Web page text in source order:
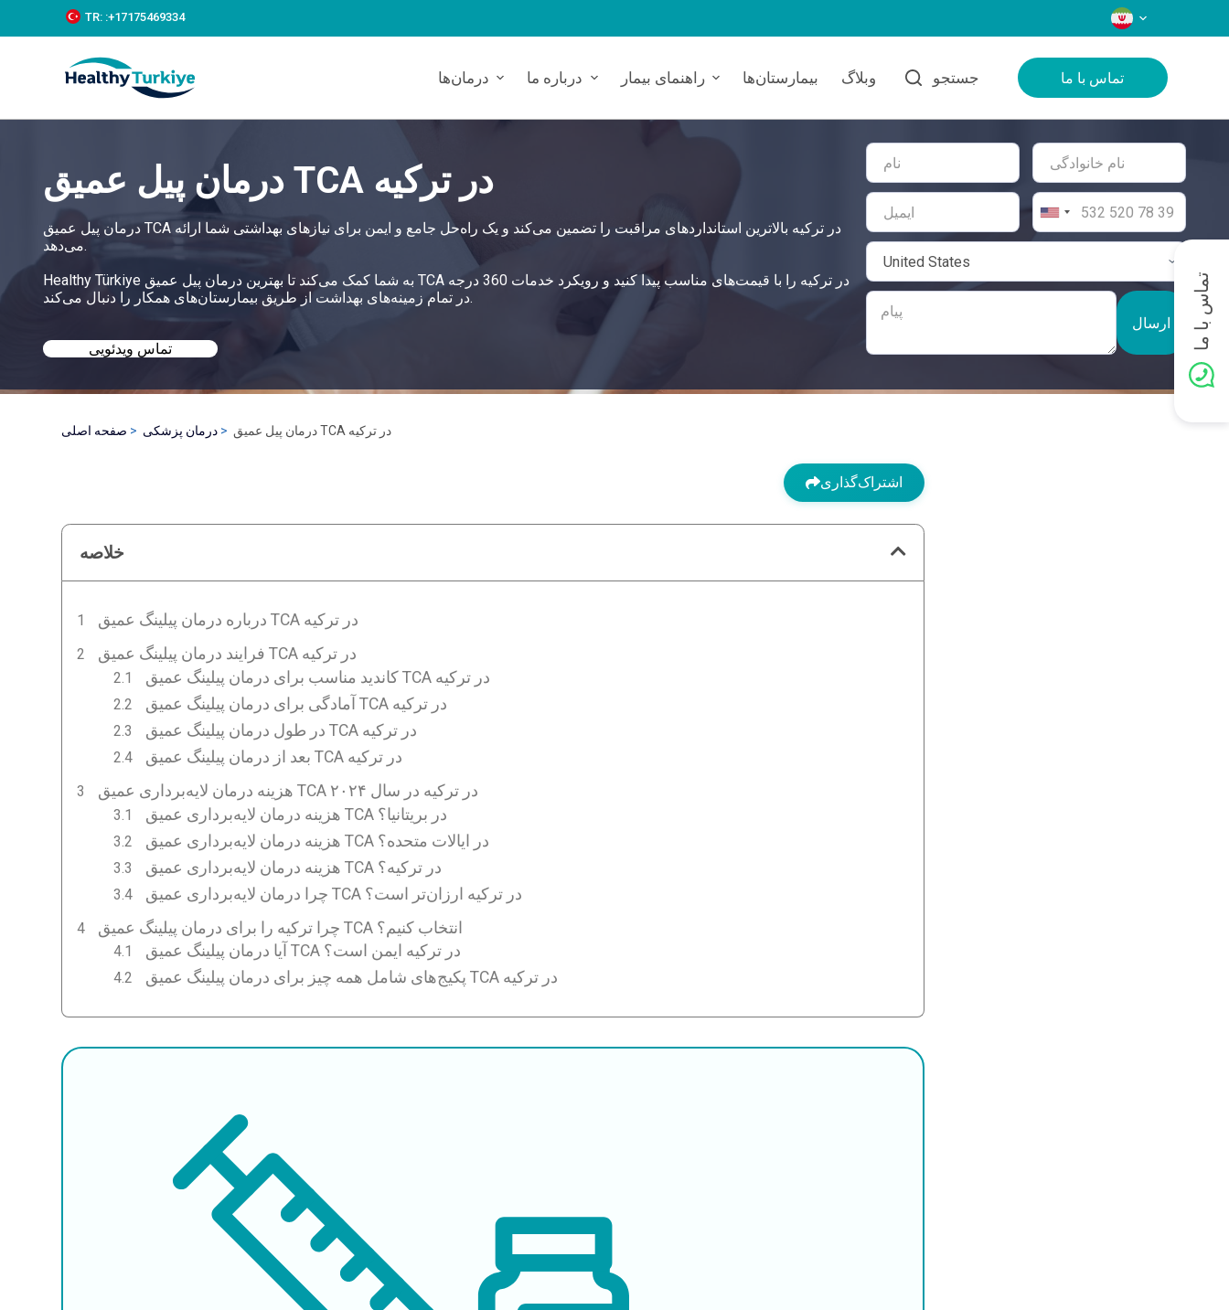
k
c
TR: :+‪17175469334‬ زبان‌ها
درمان‌ها درباره ما راهنمای بیمار بیمارستان‌ها وبلاگ جستجو تماس با ما
درمان پیل عمیق TCA در ترکیه
درمان پیل عمیق TCA در ترکیه بالاترین استانداردهای مراقبت را تضمین می‌کند و یک راه‌حل جامع و ایمن برای نیازهای بهداشتی شما ارائه
می‌دهد.
Healthy Türkiye به شما کمک می‌کند تا بهترین درمان پیل عمیق TCA در ترکیه را با قیمت‌های مناسب پیدا کنید و رویکرد خدمات 360 درجه
در تمام زمینه‌های بهداشت از طریق بیمارستان‌های همکار را دنبال می‌کند.
تماس ویدئویی
ارسال
صفحه اصلی درمان پزشکی درمان پیل عمیق TCA در ترکیه
اشتراک‌گذاری
خلاصه
درباره درمان پیلینگ عمیق TCA در ترکیه
فرایند درمان پیلینگ عمیق TCA در ترکیه
کاندید مناسب برای درمان پیلینگ عمیق TCA در ترکیه
آمادگی برای درمان پیلینگ عمیق TCA در ترکیه
در طول درمان پیلینگ عمیق TCA در ترکیه
بعد از درمان پیلینگ عمیق TCA در ترکیه
هزینه درمان لایه‌برداری عمیق TCA در ترکیه در سال ۲۰۲۴
هزینه درمان لایه‌برداری عمیق TCA در بریتانیا؟
هزینه درمان لایه‌برداری عمیق TCA در ایالات متحده؟
هزینه درمان لایه‌برداری عمیق TCA در ترکیه؟
چرا درمان لایه‌برداری عمیق TCA در ترکیه ارزان‌تر است؟
چرا ترکیه را برای درمان پیلینگ عمیق TCA انتخاب کنیم؟
آیا درمان پیلینگ عمیق TCA در ترکیه ایمن است؟
پکیج‌های شامل همه چیز برای درمان پیلینگ عمیق TCA در ترکیه
تماس با ما